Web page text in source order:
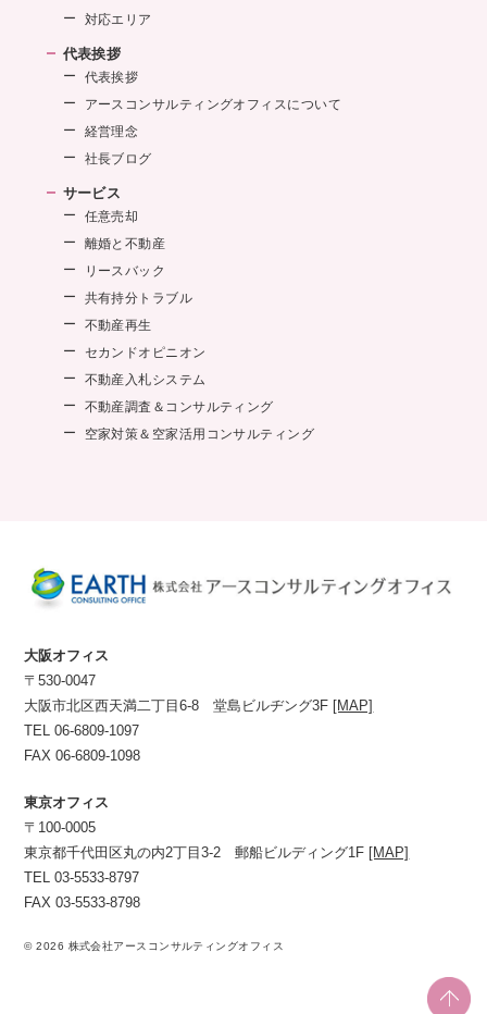
対応エリア
代表挨拶
代表挨拶
アースコンサルティングオフィスについて
経営理念
社長ブログ
サービス
任意売却
離婚と不動産
リースバック
共有持分トラブル
不動産再生
セカンドオピニオン
不動産入札システム
不動産調査＆コンサルティング
空家対策＆空家活用コンサルティング
大阪オフィス
〒530-0047
大阪市北区西天満二丁目6-8 堂島ビルヂング3F [MAP]
TEL 06-6809-1097
FAX 06-6809-1098
東京オフィス
〒100-0005
東京都千代田区丸の内2丁目3-2 郵船ビルディング1F [MAP]
TEL 03-5533-8797
FAX 03-5533-8798
© 2026 株式会社アースコンサルティングオフィス